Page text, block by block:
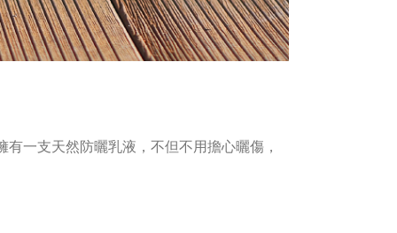
有一支天然防曬乳液，不但不用擔心曬傷，